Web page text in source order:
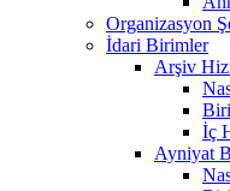
Organizasyon
İdari Birimler
Arşiv
İç
Ayniyat